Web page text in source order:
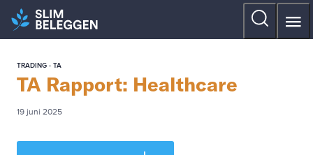
TRADING - TA
TA Rapport: Healthcare
19 juni 2025